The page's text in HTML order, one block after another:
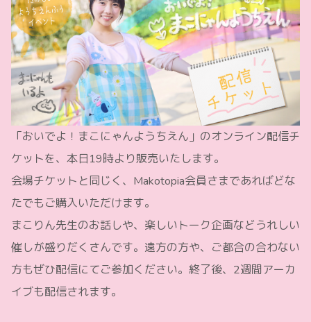
「おいでよ！まこにゃんようちえん」のオンライン配信チ
ケットを、本日19時より販売いたします。
会場チケットと同じく、Makotopia会員さまであればどな
たでもご購入いただけます。
まこりん先生のお話しや、楽しいトーク企画などうれしい
催しが盛りだくさんです。遠方の方や、ご都合の合わない
方もぜひ配信にてご参加ください。終了後、2週間アーカ
イブも配信されます。